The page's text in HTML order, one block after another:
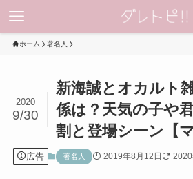
ホーム 著名人
新海誠とオカルト
係は？天気の子や
割と登場シーン【
2020
9/30
広告 著名人 2019年8月12日